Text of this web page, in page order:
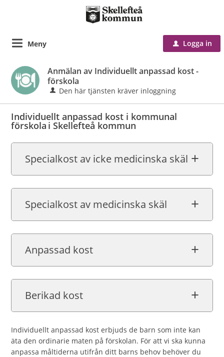
Meny u Logga in
Anmälan av Individuellt anpassad kost -
förskola
Den här tjänsten kräver inloggning
Individuellt anpassad kost i kommunal
förskola i Skellefteå kommun
Specialkost av icke medicinska skäl
Specialkost av medicinska skäl
Anpassad kost
Berikad kost
Individuellt anpassad kost erbjuds de barn som inte kan
äta den ordinarie maten på förskolan. För att vi ska kunna
anpassa måltiderna utifrån ditt barns behov behöver du